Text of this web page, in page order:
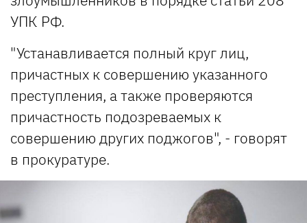
УПК РФ.
"Устанавливается полный круг лиц,
причастных к совершению указанного
преступления, а также проверяются
причастность подозреваемых к
совершению других поджогов", - говорят
в прокуратуре.